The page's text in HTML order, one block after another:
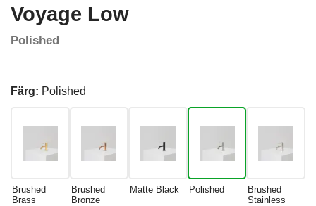
Voyage Low
Polished
Färg: Polished
Brushed
Brass
Brushed
Bronze
Matte Black Polished
Brushed
Stainless